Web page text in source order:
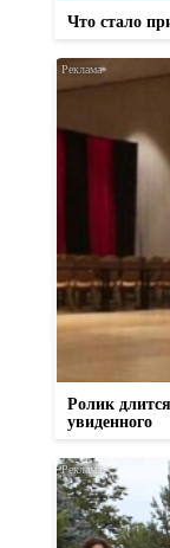
Что стало
Ролик
увиденного